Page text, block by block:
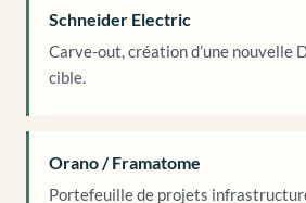
Schneider Electric
Carve-out, création d’une nouvelle
cible.
Orano / Framatome
Portefeuille de projets